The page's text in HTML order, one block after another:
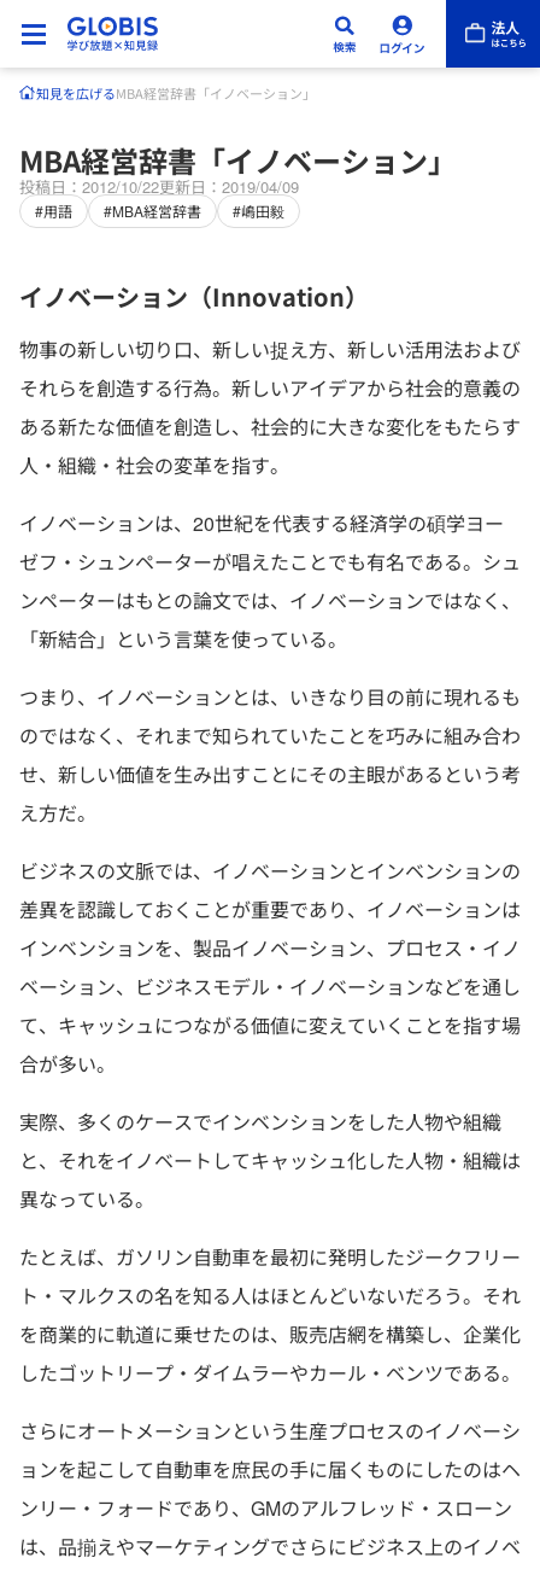
知見を広げるMBA経営辞書「イノベーション」
MBA経営辞書「イノベーション」
投稿日：2012/10/22更新日：2019/04/09
#用語 #MBA経営辞書 #嶋田毅
イノベーション（Innovation）
物事の新しい切り口、新しい捉え方、新しい活用法および
それらを創造する行為。新しいアイデアから社会的意義の
ある新たな価値を創造し、社会的に大きな変化をもたらす
人・組織・社会の変革を指す。
イノベーションは、20世紀を代表する経済学の碩学ヨー
ゼフ・シュンペーターが唱えたことでも有名である。シュ
ンペーターはもとの論文では、イノベーションではなく、
「新結合」という言葉を使っている。
つまり、イノベーションとは、いきなり目の前に現れるも
のではなく、それまで知られていたことを巧みに組み合わ
せ、新しい価値を生み出すことにその主眼があるという考
え方だ。
ビジネスの文脈では、イノベーションとインベンションの
差異を認識しておくことが重要であり、イノベーションは
インベンションを、製品イノベーション、プロセス・イノ
ベーション、ビジネスモデル・イノベーションなどを通し
て、キャッシュにつながる価値に変えていくことを指す場
合が多い。
実際、多くのケースでインベンションをした人物や組織
と、それをイノベートしてキャッシュ化した人物・組織は
異なっている。
たとえば、ガソリン自動車を最初に発明したジークフリー
ト・マルクスの名を知る人はほとんどいないだろう。それ
を商業的に軌道に乗せたのは、販売店網を構築し、企業化
したゴットリープ・ダイムラーやカール・ベンツである。
さらにオートメーションという生産プロセスのイノベーシ
ョンを起こして自動車を庶民の手に届くものにしたのはヘ
ンリー・フォードであり、GMのアルフレッド・スローン
は、品揃えやマーケティングでさらにビジネス上のイノベ